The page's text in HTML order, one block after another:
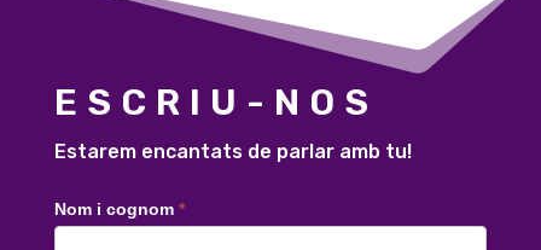
ESCRIU-NOS
Estarem encantats de parlar amb tu!
Contacte
català
Nom i cognom *